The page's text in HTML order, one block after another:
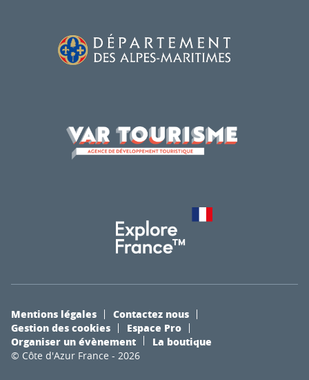
© Côte d'Azur France - 2026
Mentions légales
Contactez nous
Gestion des cookies
Espace Pro
Organiser un évènement
La boutique